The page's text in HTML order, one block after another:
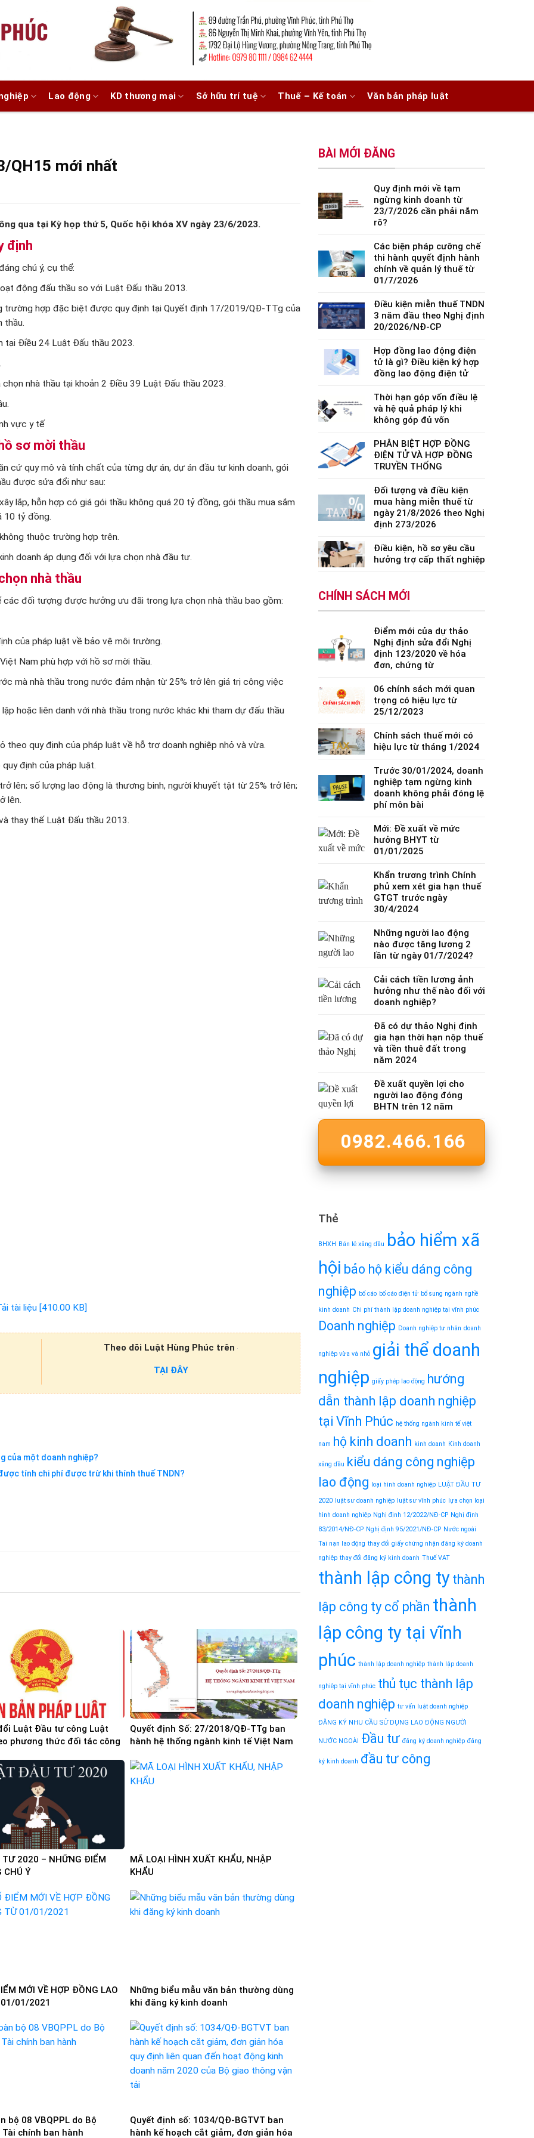
Lao động KD thương mại Sở hữu trí tuệ Thuế – Kế toán Văn bản pháp luật
QH15 mới nhất
qua tại Kỳ họp thứ 5, Quốc hội khóa XV ngày 23/6/2023.
định
chú ý, cụ thể:
động đấu thầu so với Luật Đấu thầu 2013.
trường hợp đặc biệt được quy định tại Quyết định 17/2019/QĐ-TTg của
thầu.
tại Điều 24 Luật Đấu thầu 2023.
nhà thầu tại khoản 2 Điều 39 Luật Đấu thầu 2023.
vực y tế
sơ mời thầu
cứ quy mô và tính chất của từng dự án, dự án đầu tư kinh doanh, gói
được sửa đổi như sau:
lắp, hỗn hợp có giá gói thầu không quá 20 tỷ đồng, gói thầu mua sắm
10 tỷ đồng.
thuộc trường hợp trên.
doanh áp dụng đối với lựa chọn nhà đầu tư.
nhà thầu
đối tượng được hưởng ưu đãi trong lựa chọn nhà thầu bao gồm:
của pháp luật về bảo vệ môi trường.
Nam phù hợp với hồ sơ mời thầu.
mà nhà thầu trong nước đảm nhận từ 25% trở lên giá trị công việc
hoặc liên danh với nhà thầu trong nước khác khi tham dự đấu thầu
theo quy định của pháp luật về hỗ trợ doanh nghiệp nhỏ và vừa.
định của pháp luật.
lên; số lượng lao động là thương binh, người khuyết tật từ 25% trở lên;
lên.
thay thế Luật Đấu thầu 2013.
tài liệu [410.00 KB]
Theo dõi Luật Hùng Phúc trên
TẠI ĐÂY
của một doanh nghiệp?
tính chi phí được trừ khi thính thuế TNDN?
Luật Đầu tư công Luật
phương thức đối tác công
Quyết định Số: 27/2018/QĐ-TTg ban
hành hệ thống ngành kinh tế Việt Nam
TƯ 2020 – NHỮNG ĐIỂM
CHÚ Ý
MÃ LOẠI HÌNH XUẤT KHẨU, NHẬP
KHẨU
MỚI VỀ HỢP ĐỒNG LAO
01/2021
Những biểu mẫu văn bản thường dùng
khi đăng ký kinh doanh
bộ 08 VBQPPL do Bộ
chính ban hành
Quyết định số: 1034/QĐ-BGTVT ban
hành kế hoạch cắt giảm, đơn giản hóa
BÀI MỚI ĐĂNG
Quy định mới về tạm
ngừng kinh doanh từ
23/7/2026 cần phải nắm
rõ?
Các biện pháp cưỡng chế
thi hành quyết định hành
chính về quản lý thuế từ
01/7/2026
Điều kiện miễn thuế TNDN
3 năm đầu theo Nghị định
20/2026/NĐ-CP
Hợp đồng lao động điện
tử là gì? Điều kiện ký hợp
đồng lao động điện tử
Thời hạn góp vốn điều lệ
và hệ quả pháp lý khi
không góp đủ vốn
PHÂN BIỆT HỢP ĐỒNG
ĐIỆN TỬ VÀ HỢP ĐỒNG
TRUYỀN THỐNG
Đối tượng và điều kiện
mua hàng miễn thuế từ
ngày 21/8/2026 theo Nghị
định 273/2026
Điều kiện, hồ sơ yêu cầu
hưởng trợ cấp thất nghiệp
CHÍNH SÁCH MỚI
Điểm mới của dự thảo
Nghị định sửa đổi Nghị
định 123/2020 về hóa
đơn, chứng từ
06 chính sách mới quan
trọng có hiệu lực từ
25/12/2023
Chính sách thuế mới có
hiệu lực từ tháng 1/2024
Trước 30/01/2024, doanh
nghiệp tạm ngừng kinh
doanh không phải đóng lệ
phí môn bài
Mới: Đề xuất về mức
hưởng BHYT từ
01/01/2025
Khẩn trương trình Chính
phủ xem xét gia hạn thuế
GTGT trước ngày
30/4/2024
Những người lao động
nào được tăng lương 2
lần từ ngày 01/7/2024?
Cải cách tiền lương ảnh
hưởng như thế nào đối với
doanh nghiệp?
Đã có dự thảo Nghị định
gia hạn thời hạn nộp thuế
và tiền thuê đất trong
năm 2024
Đề xuất quyền lợi cho
người lao động đóng
BHTN trên 12 năm
0982.466.166
Thẻ
BHXH Bán lẻ xăng dầu
bảo hiểm xã
hội bảo hộ kiểu dáng công
nghiệp bố cáo bố cáo điện tử bổ sung ngành nghề
kinh doanh Chi phí thành lập doanh nghiệp tại vĩnh phúc
Doanh nghiệp Doanh nghiệp tư nhân doanh
nghiệp vừa và nhỏ giải thể doanh
nghiệp giấy phép lao động
hướng
dẫn thành lập doanh nghiệp
tại Vĩnh Phúc hệ thống ngành kinh tế việt
nam hộ kinh doanh kinh doanh Kinh doanh
xăng dầu
kiểu dáng công nghiệp
lao động
loại hình doanh nghiệp LUẬT ĐẦU TƯ
2020 luật sư doanh nghiệp luật sư vĩnh phúc
lựa chọn loại
hình doanh nghiệp Nghị định 12/2022/NĐ-CP Nghị định
83/2014/NĐ-CP Nghị định 95/2021/NĐ-CP Nước ngoài
Tai nạn lao động thay đổi giấy chứng nhận đăng ký doanh
nghiệp thay đổi đăng ký kinh doanh Thuế VAT
thành lập công ty thành
lập công ty cổ phần thành
lập công ty tại vĩnh
phúc thành lập doanh nghiệp thành lập doanh
nghiệp tại vĩnh phúc thủ tục thành lập
doanh nghiệp tư vấn luật doanh nghiệp
ĐĂNG KÝ NHU CẦU SỬ DỤNG LAO ĐỘNG NGƯỜI
NƯỚC NGOÀI Đầu tư đăng ký doanh nghiệp đăng
ký kinh doanh đầu tư công